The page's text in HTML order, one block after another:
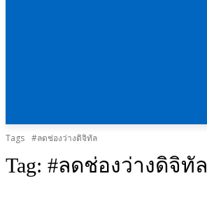
Tags #ลดช่องว่างดิจิทัล
Tag: #ลดช่องว่างดิจิทัล